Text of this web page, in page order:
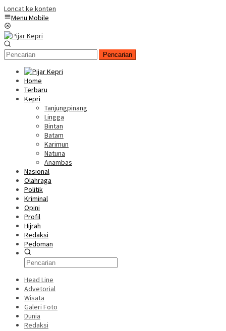
Loncat ke konten
Menu Mobile
Pencarian
Home
Terbaru
Kepri
Tanjungpinang
Lingga
Bintan
Batam
Karimun
Natuna
Anambas
Nasional
Olahraga
Politik
Kriminal
Opini
Profil
Hijrah
Redaksi
Pedoman
Head Line
Advetorial
Wisata
Galeri Foto
Dunia
Redaksi